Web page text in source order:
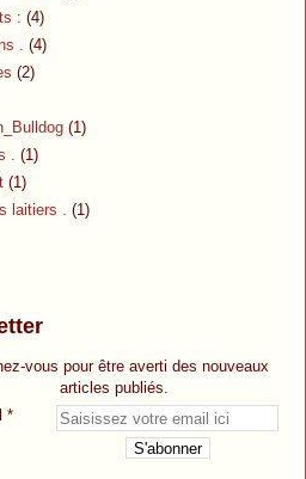
: (4)
. (4)
(2)
(1)
. (1)
(1)
laitiers . (1)
vous pour être averti des nouveaux
articles publiés.